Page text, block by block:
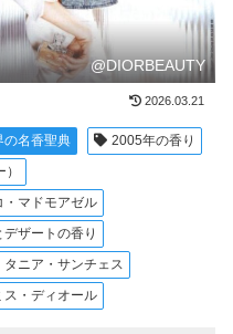
@DIORBEAUTY
2026.03.21
の名香聖典
2005年の香り
・マドモアゼル
デザートの香り
タニア・サンチェス
ス・ディオール